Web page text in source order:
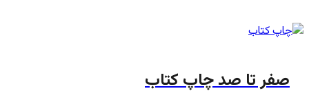
صفر تا صد چاپ کتاب